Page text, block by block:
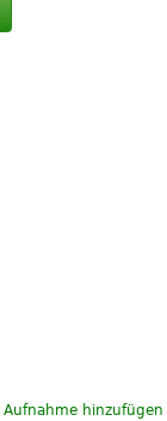
Aufnahme hinzufügen